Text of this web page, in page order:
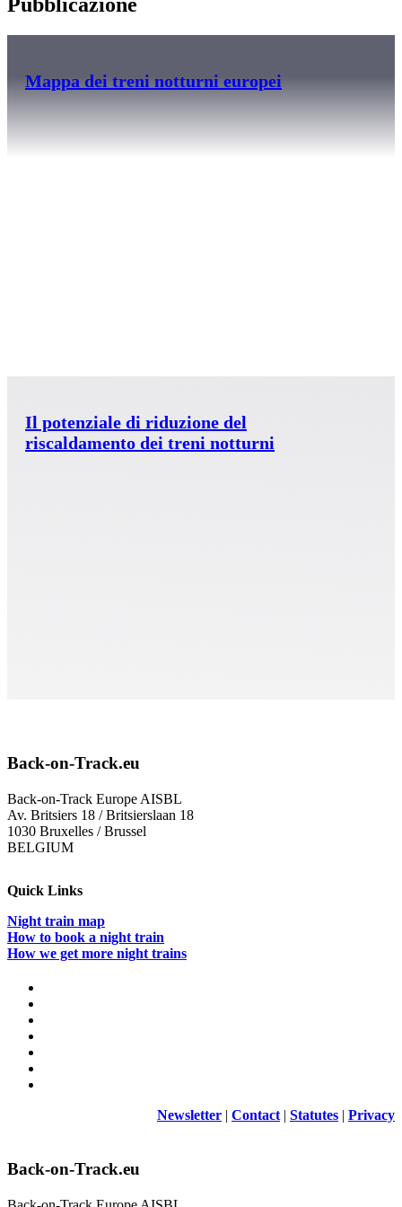
Mappa dei treni notturni europei
Il potenziale di riduzione del
riscaldamento dei treni notturni
Back-on-Track.eu
Back-on-Track Europe AISBL
Av. Britsiers 18 / Britsierslaan 18
1030 Bruxelles / Brussel
BELGIUM
Quick Links
Night train map
How to book a night train
How we get more night trains
Newsletter | Contact | Statutes | Privacy
Back-on-Track.eu